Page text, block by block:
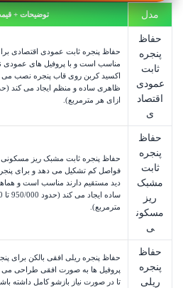
مدل توضیحات +
حفاظ
پنجره
ثابت
عمودی
اقتصاد
ی
حفاظ پنجره ثابت عمودی اقتصادی
مناسب است و با پروفیل های عمودی
اکسید کربن روی قاب پنجره نصب می
ظاهری ساده و منظم ایجاد می کند
ازای هر مترمربع).
حفاظ
پنجره
ثابت
مشبک
ریز
مسکون
ی
فواصل کم تشکیل می دهد و برای
دید مستقیم دارند مناسب است و
ساده ایجاد می کند (حدود 950/000 تا
مترمربع).
حفاظ
پنجره
ریلی
حفاظ پنجره ریلی افقی بالکن برای
پروفیل ها به صورت افقی طراحی
تا در صورت نیاز بازشو کامل داشته